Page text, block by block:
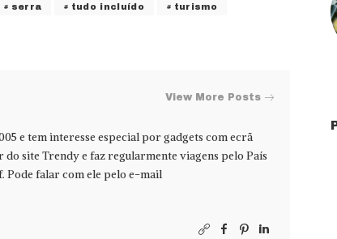
serra tudo incluído turismo
View More Posts
e tem interesse especial por gadgets com ecrã
site Trendy e faz regularmente viagens pelo País
Pode falar com ele pelo e-mail